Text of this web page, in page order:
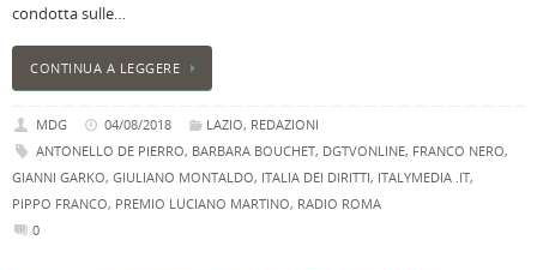
condotta sulle…
CONTINUA A LEGGERE
MDG 04/08/2018 LAZIO, REDAZIONI
ANTONELLO DE PIERRO, BARBARA BOUCHET, DGTVONLINE, FRANCO NERO,
GIANNI GARKO, GIULIANO MONTALDO, ITALIA DEI DIRITTI, ITALYMEDIA .IT,
PIPPO FRANCO, PREMIO LUCIANO MARTINO, RADIO ROMA
0